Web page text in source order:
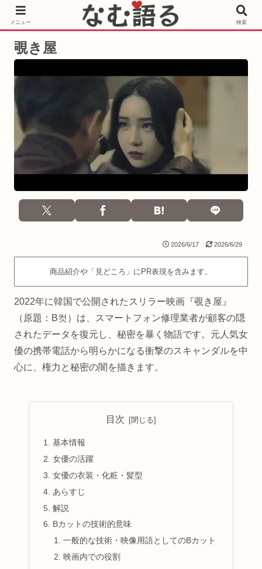
［PR］Prime Video もっと観るならサブスクリプション
覗き屋
2026/6/17 2026/6/29
商品紹介や「見どころ」にPR表現を含みます。
2022年に韓国で公開されたスリラー映画『覗き屋』
（原題：B컷）は、スマートフォン修理業者が顧客の隠
されたデータを復元し、秘密を暴く物語です。元人気女
優の携帯電話から明らかになる衝撃のスキャンダルを中
心に、権力と秘密の闇を描きます。
目次
基本情報
女優の活躍
女優の衣装・化粧・髪型
あらすじ
解説
Bカットの技術的意味
一般的な技術・映像用語としてのBカット
映画内での役割
メニュー 検索